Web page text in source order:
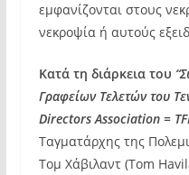
εμφανίζονται στους
νεκροψία ή αυτούς
Κατά τη διάρκεια του
Γραφείων Τελετών του
Directors Association =
Ταγματάρχης της
Τομ Χάβιλαντ (Tom